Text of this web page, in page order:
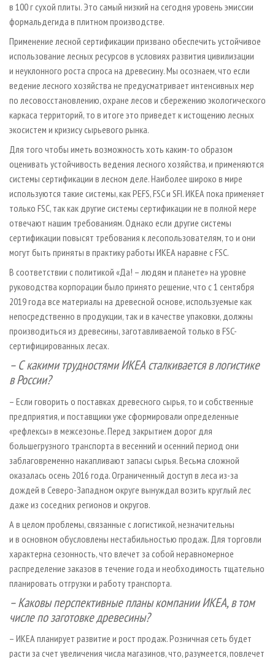
в 100 г сухой плиты. Это самый низкий на сегодня уровень эмиссии
формальдегида в плитном производстве.
Применение лесной сертификации призвано обеспечить устойчивое
использование лесных ресурсов в условиях развития цивилизации
и неуклонного роста спроса на древесину. Мы осознаем, что если
ведение лесного хозяйства не предусматривает интенсивных мер
по лесовосстановлению, охране лесов и сбережению экологического
каркаса территорий, то в итоге это приведет к истощению лесных
экосистем и кризису сырьевого рынка.
Для того чтобы иметь возможность хоть каким-то образом
оценивать устойчивость ведения лесного хозяйства, и применяются
системы сертификации в лесном деле. Наиболее широко в мире
используются такие системы, как PEFS, FSC и SFI. ИКЕА пока применяет
только FSC, так как другие системы сертификации не в полной мере
отвечают нашим требованиям. Однако если другие системы
сертификации повысят требования к лесопользователям, то и они
могут быть приняты в практику работы ИКЕА наравне с FSC.
В соответствии с политикой «Да! – людям и планете» на уровне
руководства корпорации было принято решение, что с 1 сентября
2019 года все материалы на древесной основе, используемые как
непосредственно в продукции, так и в качестве упаковки, должны
производиться из древесины, заготавливаемой только в FSC-
сертифицированных лесах.
– С какими трудностями ИКЕА сталкивается в логистике
в России?
– Если говорить о поставках древесного сырья, то и собственные
предприятия, и поставщики уже сформировали определенные
«рефлексы» в межсезонье. Перед закрытием дорог для
большегрузного транспорта в весенний и осенний период они
заблаговременно накапливают запасы сырья. Весьма сложной
оказалась осень 2016 года. Ограниченный доступ в леса из-за
дождей в Северо-Западном округе вынуждал возить круглый лес
даже из соседних регионов и округов.
А в целом проблемы, связанные с логистикой, незначительны
и в основном обусловлены нестабильностью продаж. Для торговли
характерна сезонность, что влечет за собой неравномерное
распределение заказов в течение года и необходимость тщательно
планировать отгрузки и работу транспорта.
– Каковы перспективные планы компании ИКЕА, в том
числе по заготовке древесины?
– ИКЕА планирует развитие и рост продаж. Розничная сеть будет
расти за счет увеличения числа магазинов, что, разумеется, повлечет